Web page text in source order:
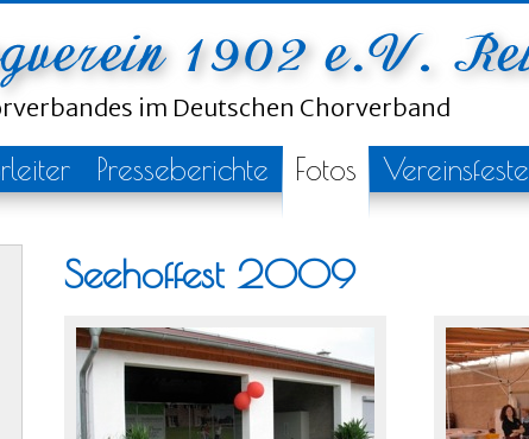
im Deutschen Chorverband
Presseberichte Fotos Vereinsfeste
Seehoffest 2009